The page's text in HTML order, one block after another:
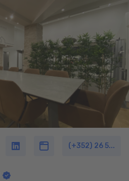
(+352) 26 5...